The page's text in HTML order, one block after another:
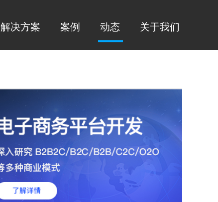
解决方案 案例 动态 关于我们